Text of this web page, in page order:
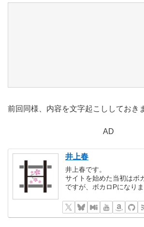
前回同様、内容を文字起こししておき
AD
井上春
井上春です。
サイトを始めた当初はボ
ですが、ボカロPになりま